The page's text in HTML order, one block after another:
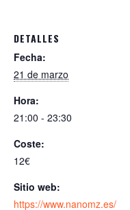
DETALLES
Fecha:
21 de marzo
Hora:
21:00 - 23:30
Coste:
12€
Sitio web:
https://www.nanomz.es/